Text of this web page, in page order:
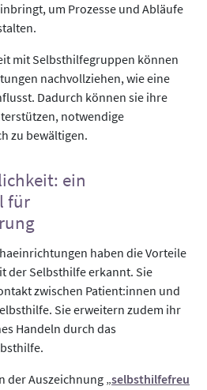
um Prozesse und Abläufe
mit Selbsthilfegruppen können
nachvollziehen, wie eine
Dadurch können sie ihre
notwendige
zu bewältigen.
ein
für
haben die Vorteile
der Selbsthilfe erkannt. Sie
zwischen Patient:innen und
Sie erweitern zudem ihr
Handeln durch das
der Auszeichnung „selbsthilfefreu